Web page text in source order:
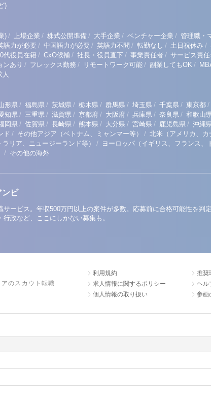
)
) / 上場企業 / 株式公開準備 / 大手企業 / ベンチャー企業 / 管理職・
語力が必要 / 中国語力が必要 / 英語力不問 / 転勤なし / 土日祝休み /
代役員在籍/ CxO候補 / 社長・役員直下 / 事業責任者 / サービス責
ンあり / フレックス勤務 / リモートワーク可能 / 副業してもOK /
人
形県/ 福島県 / 茨城県 / 栃木県 / 群馬県 / 埼玉県 / 千葉県 / 東京都 /
知県 / 三重県 / 滋賀県 / 京都府 / 大阪府 / 兵庫県 / 奈良県 / 和歌山
岡県 / 佐賀県 / 長崎県 / 熊本県 / 大分県 / 宮崎県 / 鹿児島県 / 沖縄
ド / その他アジア（ベトナム、ミャンマー等） / 北米（アメリカ、カ
リア、ニュージーランド等） / ヨーロッパ（イギリス、フランス、
/ その他の海外
ンビ
ービス。年収500万円以上の案件が多数。応募前に合格可能性を判
政など、ここにしかない募集も。
のスカウト転職
利用規約
求人情報に関するポリシー
個人情報の取り扱い
推奨
ヘル
参画